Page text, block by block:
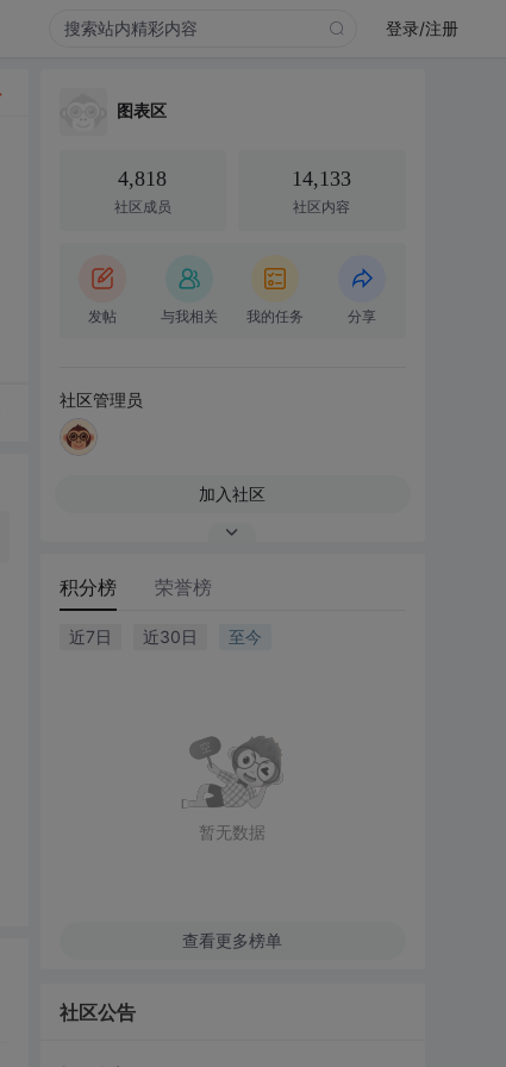
登录/注册
图表区
4,818
社区成员
14,133
社区内容
发帖 与我相关 我的任务 分享
社区管理员
加入社区
积分榜 荣誉榜
近7日 近30日 至今
暂无数据
查看更多榜单
社区公告